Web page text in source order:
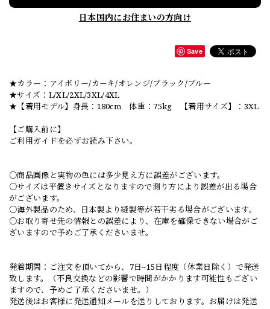
日本国内にお住まいの方向け
Save
★カラー：アイボリー/カーキ/オレンジ/ブラック/ブルー
★サイズ：L/XL/2XL/3XL/4XL
★【着用モデル】身長：180cm 体重：75kg 【着用サイズ】：3XL
【ご購入前に】
ご利用ガイドを必ずお読み下さい。
○商品画像と実物の色には多少見え方に誤差がございます。
○サイズは平置きサイズとなりますので測り方により誤差が出る場合
がございます。
○海外製品のため、日本製より縫製等が若干劣る場合がございます。
○お取り寄せ先の情報との誤差により、在庫を確保できない場合がご
ざいますので予めご了承くださいませ。
発着期間：ご注文を頂いてから、7日~15日程度（休業日除く）で発送
致します。（不良交換などの影響で時間がかかります可能性もござい
ますので、予めご了承くださいませ。）
発送後はお客様に発送通知メールを送りしております。お届けは発送